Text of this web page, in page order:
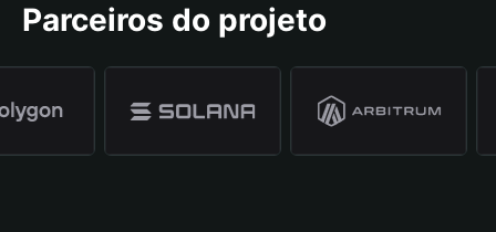
Parceiros do projeto